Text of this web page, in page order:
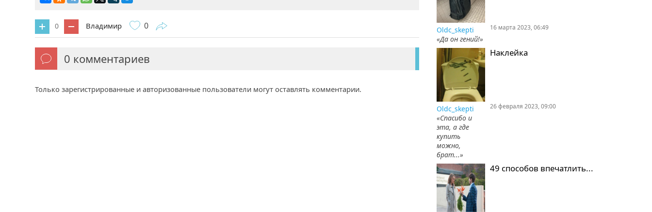
0 Владимир 0
0 комментариев
Только зарегистрированные и авторизованные пользователи могут оставлять комментарии.
Oldc_skepti
«Да он гений!»
16 марта 2023, 06:49
Наклейка
Oldc_skepti
«Спасибо и
эта, а где
купить
можно,
брат...»
26 февраля 2023, 09:00
49 способов впечатлить...